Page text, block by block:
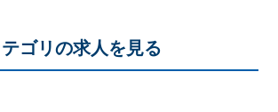
ゴリの求人を見る